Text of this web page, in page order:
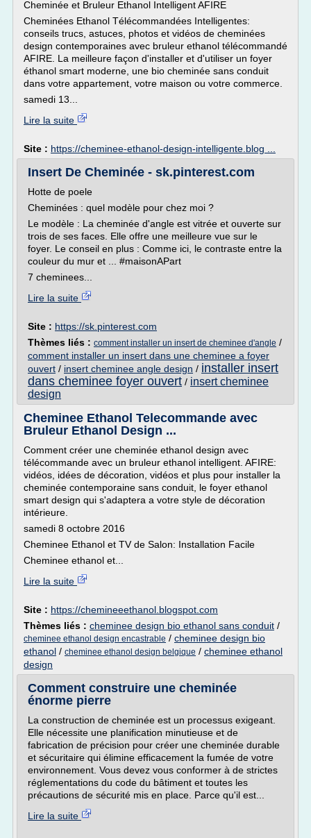
Cheminée et Bruleur Ethanol Intelligent AFIRE
Cheminées Ethanol Télécommandées Intelligentes:
conseils trucs, astuces, photos et vidéos de cheminées
design contemporaines avec bruleur ethanol télécommandé
AFIRE. La meilleure façon d'installer et d'utiliser un foyer
éthanol smart moderne, une bio cheminée sans conduit
dans votre appartement, votre maison ou votre commerce.
samedi 13...
Lire la suite
Site : https://cheminee-ethanol-design-intelligente.blog ...
Insert De Cheminée - sk.pinterest.com
Hotte de poele
Cheminées : quel modèle pour chez moi ?
Le modèle : La cheminée d'angle est vitrée et ouverte sur
trois de ses faces. Elle offre une meilleure vue sur le
foyer. Le conseil en plus : Comme ici, le contraste entre la
couleur du mur et ... #maisonAPart
7 cheminees...
Lire la suite
Site : https://sk.pinterest.com
Thèmes liés : comment installer un insert de cheminee d'angle /
comment installer un insert dans une cheminee a foyer
ouvert / insert cheminee angle design / installer insert
dans cheminee foyer ouvert / insert cheminee
design
Cheminee Ethanol Telecommande avec
Bruleur Ethanol Design ...
Comment créer une cheminée ethanol design avec
télécommande avec un bruleur ethanol intelligent. AFIRE:
vidéos, idées de décoration, vidéos et plus pour installer la
cheminée contemporaine sans conduit, le foyer ethanol
smart design qui s'adaptera a votre style de décoration
intérieure.
samedi 8 octobre 2016
Cheminee Ethanol et TV de Salon: Installation Facile
Cheminee ethanol et...
Lire la suite
Site : https://chemineeethanol.blogspot.com
Thèmes liés : cheminee design bio ethanol sans conduit /
cheminee ethanol design encastrable / cheminee design bio
ethanol / cheminee ethanol design belgique / cheminee ethanol
design
Comment construire une cheminée
énorme pierre
La construction de cheminée est un processus exigeant.
Elle nécessite une planification minutieuse et de
fabrication de précision pour créer une cheminée durable
et sécuritaire qui élimine efficacement la fumée de votre
environnement. Vous devez vous conformer à de strictes
réglementations du code du bâtiment et toutes les
précautions de sécurité mis en place. Parce qu'il est...
Lire la suite